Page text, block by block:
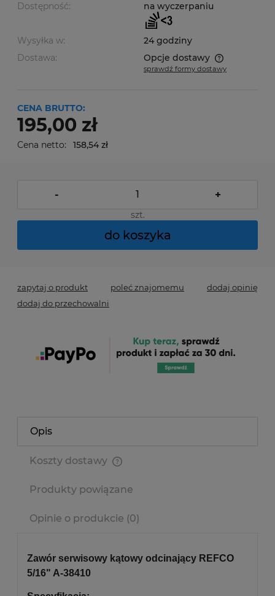
Dostępność:
na wyczerpaniu
Wysyłka w:
24 godziny
Dostawa:
Opcje dostawy
Cena nie zawiera ewentualnych kosztów płatności
sprawdź formy dostawy
CENA BRUTTO:
195,00 zł
Cena netto: 158,54 zł
- +
szt.
do koszyka
zapytaj o produkt poleć znajomemu
dodaj opinię
dodaj do przechowalni
Opis
Koszty dostawy
Produkty powiązane
Opinie o produkcie (0)
Zawór serwisowy kątowy odcinający REFCO
5/16" A-38410